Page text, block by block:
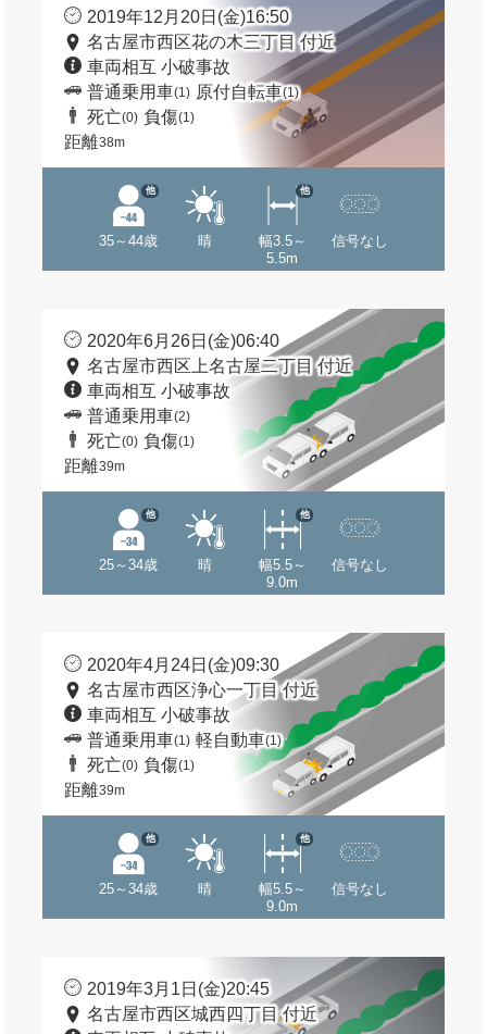
2019年12月20日(金)16:50
名古屋市西区花の木三丁目 付近
車両相互 小破事故
普通乗用車(1) 原付自転車(1)
死亡(0) 負傷(1)
距離38m
35～44歳
他
晴
幅3.5～
5.5m
他
信号なし
2020年6月26日(金)06:40
名古屋市西区上名古屋二丁目 付近
車両相互 小破事故
普通乗用車(2)
死亡(0) 負傷(1)
距離39m
25～34歳
他
晴
幅5.5～
9.0m
他
信号なし
2020年4月24日(金)09:30
名古屋市西区浄心一丁目 付近
車両相互 小破事故
普通乗用車(1) 軽自動車(1)
死亡(0) 負傷(1)
距離39m
25～34歳
他
晴
幅5.5～
9.0m
他
信号なし
2019年3月1日(金)20:45
名古屋市西区城西四丁目 付近